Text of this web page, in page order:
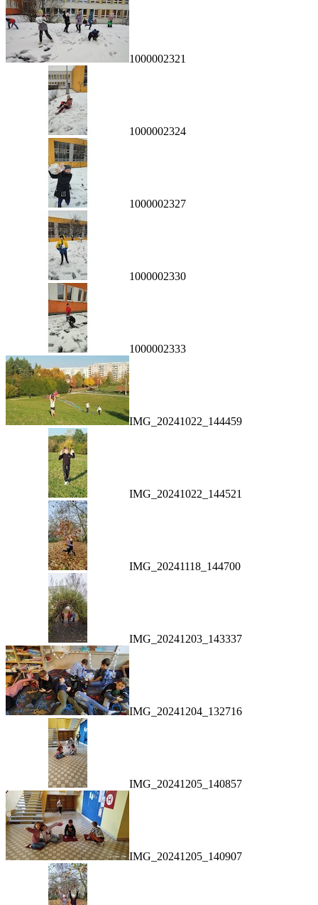
1000002321
1000002324
1000002327
1000002330
1000002333
IMG_20241022_144459
IMG_20241022_144521
IMG_20241118_144700
IMG_20241203_143337
IMG_20241204_132716
IMG_20241205_140857
IMG_20241205_140907